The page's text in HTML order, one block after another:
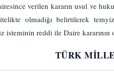
verilen kararın usul ve
olmadığı belirtilerek
reddi ile Daire kararının
TÜRK